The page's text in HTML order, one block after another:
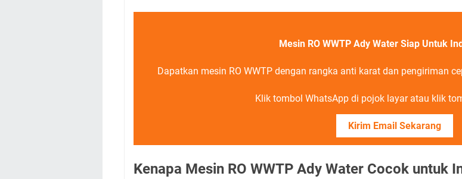
Mesin RO WWTP Ady Water Siap Untuk
Dapatkan mesin RO WWTP dengan rangka anti karat dan pengiriman
Klik tombol WhatsApp di pojok layar atau klik
Kirim Email Sekarang
Kenapa Mesin RO WWTP Ady Water Cocok untuk